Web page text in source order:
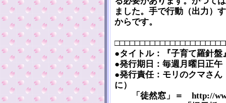
ました。手で行動（出力）
からです。
●タイトル：『子育て羅針盤
●発行期日：毎週月曜日正午
●発行責任：モリのクマさ
に）
「徒然窓」＝ http://